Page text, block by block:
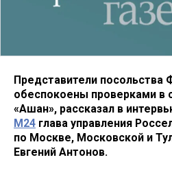
Представители посольства
обеспокоены проверками в
«Ашан», рассказал в
M24 глава управления
по Москве, Московской и
Евгений Антонов.